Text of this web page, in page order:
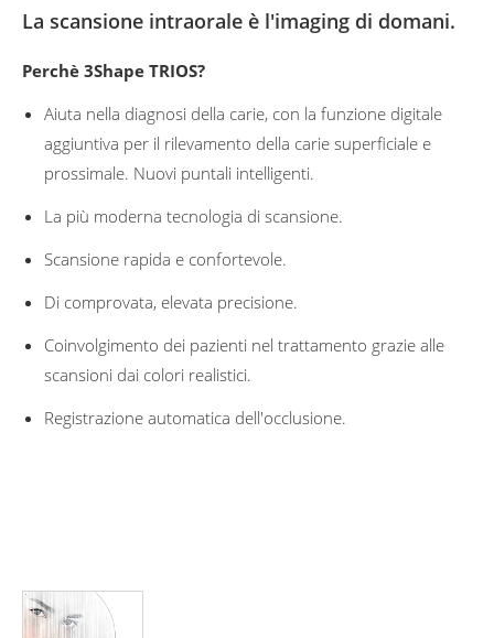
La scansione intraorale è l'imaging di domani.
Perchè 3Shape TRIOS?
Aiuta nella diagnosi della carie, con la funzione digitale
aggiuntiva per il rilevamento della carie superficiale e
prossimale. Nuovi puntali intelligenti.
La più moderna tecnologia di scansione.
Scansione rapida e confortevole.
Di comprovata, elevata precisione.
Coinvolgimento dei pazienti nel trattamento grazie alle
scansioni dai colori realistici.
Registrazione automatica dell'occlusione.